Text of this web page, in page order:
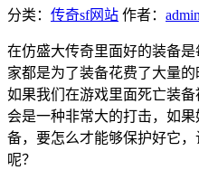
分类： 传奇sf网站 作者： admin
在仿盛大传奇里面好的装备
家都是为了装备花费了大量的
如果我们在游戏里面死亡装
会是一种非常大的打击，如
备，要怎么才能够保护好它
呢？